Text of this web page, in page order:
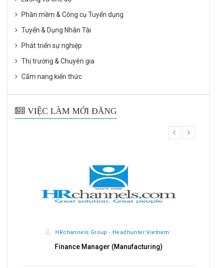
Phần mềm & Công cụ Tuyển dụng
Tuyển & Dụng Nhân Tài
Phát triển sự nghiệp
Thị trường & Chuyên gia
Cẩm nang kiến thức
VIỆC LÀM MỚI ĐĂNG
HRchannels Group - Headhunter Vietnam
Finance Manager (Manufacturing)
prev